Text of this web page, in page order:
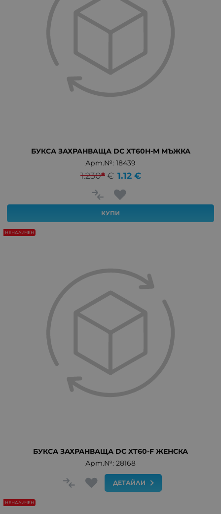
БУКСА ЗАХРАНВАЩА DC XT60H-M МЪЖКА
Арт.№: 18439
1.230* € 1.12 €
КУПИ
БУКСА ЗАХРАНВАЩА DC XT60-F ЖЕНСКА
Арт.№: 28168
ДЕТАЙЛИ
НЕНАЛИЧЕН
НЕНАЛИЧЕН